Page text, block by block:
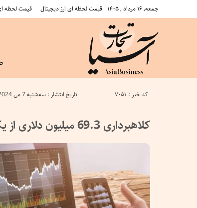
جمعه, ۱۶ مرداد , ۱۴۰۵ قیمت لحظه ای ارز دیجیتال قیمت لحظه
تاریخ انتشار : سه‌شنبه 7 می 2024 - 11:57 کد خبر : 7051
کلاهبرداری 69.3 میلیون دلاری از یک تریدر